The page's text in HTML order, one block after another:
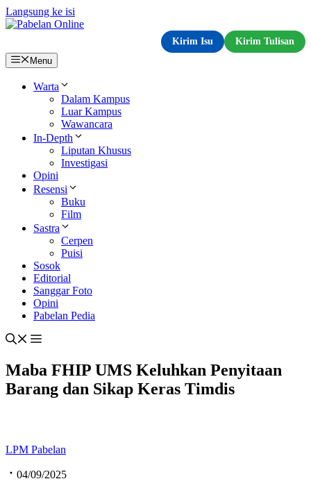
Langsung ke isi
Kirim Isu
Kirim Tulisan
Menu
Warta
Dalam Kampus
Luar Kampus
Wawancara
In-Depth
Liputan Khusus
Investigasi
Opini
Resensi
Buku
Film
Sastra
Cerpen
Puisi
Sosok
Editorial
Sanggar Foto
Opini
Pabelan Pedia
Maba FHIP UMS Keluhkan Penyitaan
Barang dan Sikap Keras Timdis
LPM Pabelan
04/09/2025